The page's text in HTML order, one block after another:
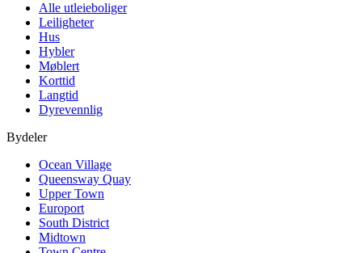
Alle utleieboliger
Leiligheter
Hus
Hybler
Møblert
Korttid
Langtid
Dyrevennlig
Bydeler
Ocean Village
Queensway Quay
Upper Town
Europort
South District
Midtown